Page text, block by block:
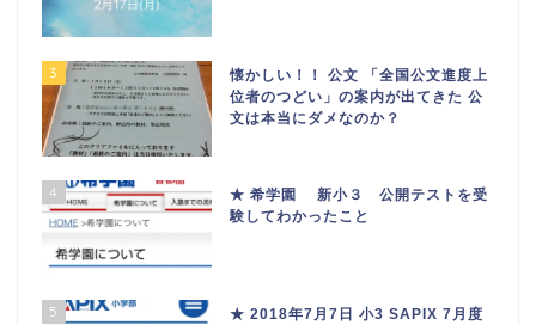
3
懐かしい！！ 公文 「全国公文進度上
位者のつどい」の案内が出てきた 公
文は本当にダメなのか？
4
★ 希学園 新小３ 公開テストを受
験してわかったこと
5
★ 2018年7月7日 小3 SAPIX 7月度